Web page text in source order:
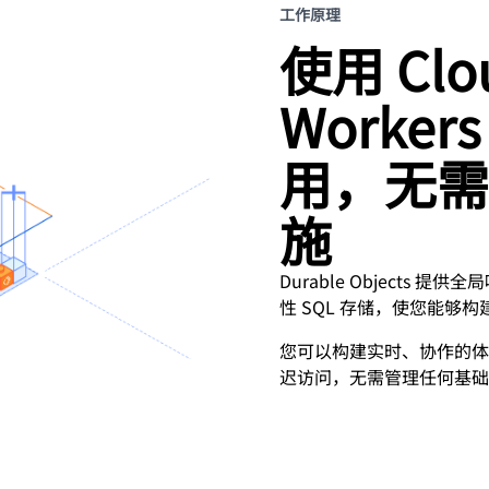
工作原理
使用
用，无
施
Durable Objects 提供全
性 SQL 存储，使您能够
您可以构建实时、协作的
迟访问，无需管理任何基